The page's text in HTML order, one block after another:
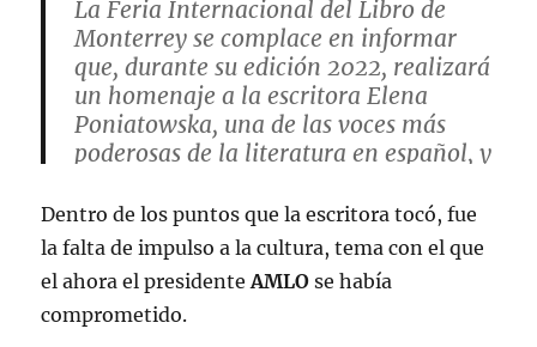
La Feria Internacional del Libro de
Monterrey se complace en informar
que, durante su edición 2022, realizará
un homenaje a la escritora Elena
Poniatowska, una de las voces más
poderosas de la literatura en español, y
próximo 19 de mayo.
pic.twitter.com/yUlPXT2wof
— Feria Internacional del Libro
Monterrey (@FeriaLibroMty)
Dentro de los puntos que la escritora tocó, fue
la falta de impulso a la cultura, tema con el que
el ahora el presidente AMLO se había
comprometido.